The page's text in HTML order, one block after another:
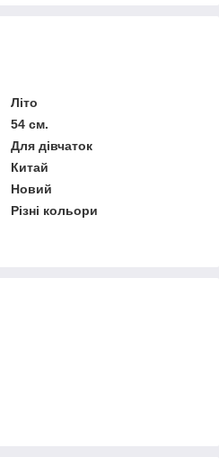
Літо
54 см.
Для дівчаток
Китай
Новий
Різні кольори